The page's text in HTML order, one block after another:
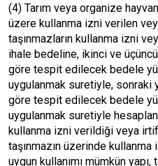
(4) Tarım veya organize
üzere kullanma izni verilen
taşınmazların kullanma izni
ihale bedeline, ikinci ve
göre tespit edilecek bedele
uygulanmak suretiyle,
göre tespit edilecek bedele
uygulanmak suretiyle
kullanma izni verildiği veya
taşınmazın üzerinde kullanma
uygun kullanımı mümkün